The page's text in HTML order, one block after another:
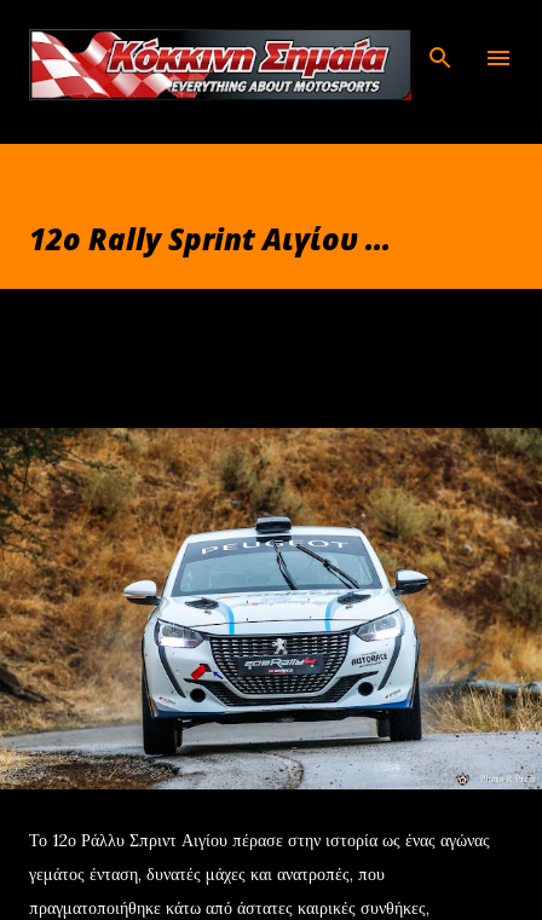
Μετάβαση στο κύριο περιεχόμενο
12ο Rally Sprint Αιγίου ...
Το 12ο Ράλλυ Σπριντ Αιγίου πέρασε στην ιστορία ως ένας αγώνας
γεμάτος ένταση, δυνατές μάχες και ανατροπές, που
πραγματοποιήθηκε κάτω από άστατες καιρικές συνθήκες,